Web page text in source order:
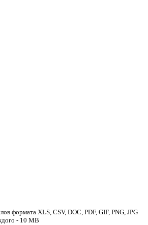
формата XLS, CSV, DOC, PDF, GIF, PNG, JPG
- 10 MB